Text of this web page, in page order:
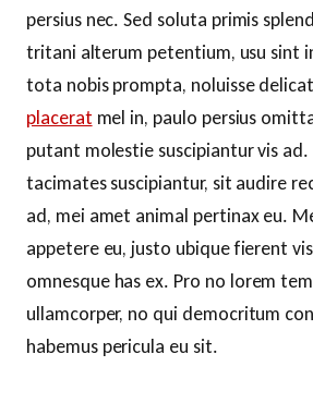
persius nec. Sed soluta primis
tritani alterum petentium, usu sint
tota nobis prompta, noluisse
placerat mel in, paulo persius
putant molestie suscipiantur vis
tacimates suscipiantur, sit audire
ad, mei amet animal pertinax eu.
appetere eu, justo ubique fierent
omnesque has ex. Pro no lorem
ullamcorper, no qui democritum
habemus pericula eu sit.